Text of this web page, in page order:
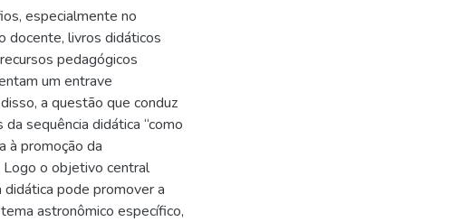
especialmente no
docente, livros didáticos
pedagógicos
um entrave
a questão que conduz
sequência didática “como
à promoção da
Logo o objetivo central
pode promover a
astronômico específico,